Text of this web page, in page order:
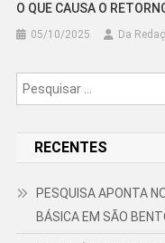
O QUE CAUSA O
05/10/2025 Da
RECENTES
PESQUISA APONTA
BÁSICA EM SÃO